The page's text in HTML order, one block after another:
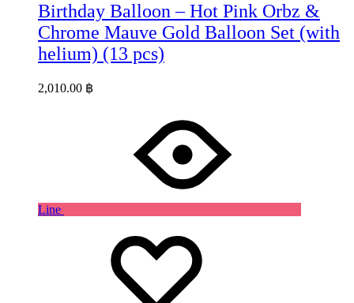
Birthday Balloon – Hot Pink Orbz &
Chrome Mauve Gold Balloon Set (with
helium) (13 pcs)
2,010.00 ฿
Line